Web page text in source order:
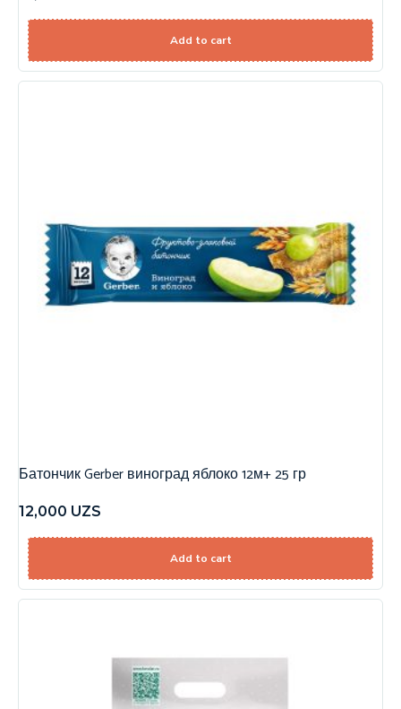
Add to cart
Батончик Gerber виноград яблоко 12м+ 25 гр
12,000 UZS
Add to cart